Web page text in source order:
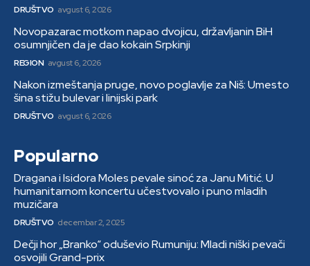
DRUŠTVO avgust 6, 2026
Novopazarac motkom napao dvojicu, državljanin BiH
osumnjičen da je dao kokain Srpkinji
REGION avgust 6, 2026
Nakon izmeštanja pruge, novo poglavlje za Niš: Umesto
šina stižu bulevar i linijski park
DRUŠTVO avgust 6, 2026
Popularno
Dragana i Isidora Moles pevale sinoć za Janu Mitić. U
humanitarnom koncertu učestvovalo i puno mladih
muzičara
DRUŠTVO decembar 2, 2025
Dečji hor „Branko“ oduševio Rumuniju: Mladi niški pevači
osvojili Grand-prix